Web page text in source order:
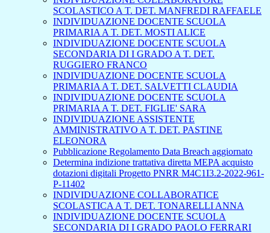
SCOLASTICO A T. DET. MANFREDI RAFFAELE
INDIVIDUAZIONE DOCENTE SCUOLA
PRIMARIA A T. DET. MOSTI ALICE
INDIVIDUAZIONE DOCENTE SCUOLA
SECONDARIA DI I GRADO A T. DET.
RUGGIERO FRANCO
INDIVIDUAZIONE DOCENTE SCUOLA
PRIMARIA A T. DET. SALVETTI CLAUDIA
INDIVIDUAZIONE DOCENTE SCUOLA
PRIMARIA A T. DET. FIGLIE' SARA
INDIVIDUAZIONE ASSISTENTE
AMMINISTRATIVO A T. DET. PASTINE
ELEONORA
Pubblicazione Regolamento Data Breach aggiornato
Determina indizione trattativa diretta MEPA acquisto
dotazioni digitali Progetto PNRR M4C1I3.2-2022-961-
P-11402
INDIVIDUAZIONE COLLABORATICE
SCOLASTICA A T. DET. TONARELLI ANNA
INDIVIDUAZIONE DOCENTE SCUOLA
SECONDARIA DI I GRADO PAOLO FERRARI